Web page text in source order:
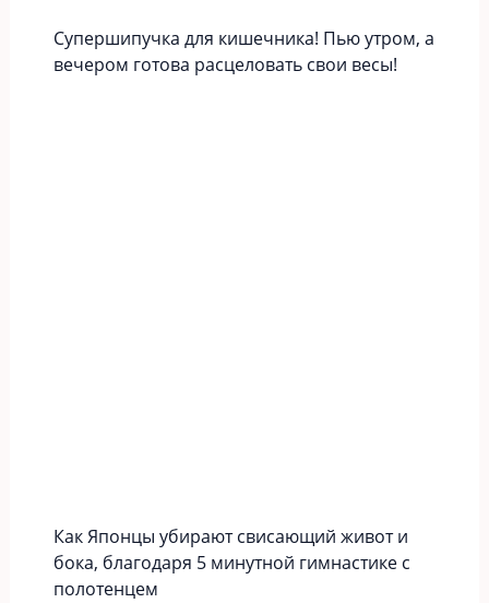
Супершипучка для кишечника! Пью утром, а
вечером готова расцеловать свои весы!
Как Японцы убирают свисающий живот и
бока, благодаря 5 минутной гимнастике с
полотенцем